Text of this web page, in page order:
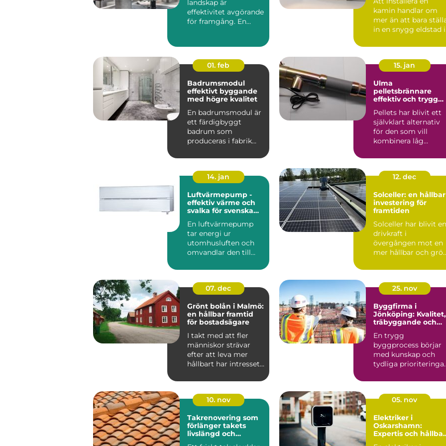
landskap är
effektivitet avgörande
för framgång. En
kamin handlar om
mer än att bara
in en snygg eldstad i
vä...
01. feb
Badrumsmodul
effektivt byggande
med högre kvalitet
En badrumsmodul är
ett färdigbyggt
badrum som
produceras i fabrik
komplett till byggar...
15. jan
Ulma
pelletsbrännare
effektiv och trygg
Pellets har blivit ett
självklart alternativ
för den som vill
kombinera låg
d med ...
14. jan
Luftvärmepump -
effektiv värme och
svalka för svenska
En luftvärmepump
tar energi ur
utomhusluften och
omvandlar den till
inomh...
12. dec
Solceller: en hållbar
investering för
framtiden
Solceller har blivit en
drivkraft i
övergången mot en
mer hållbar och
07. dec
Grönt bolån i Malmö:
en hållbar framtid
för bostadsägare
I takt med att fler
människor strävar
efter att leva mer
hållbart har intresset
25. nov
Byggfirma i
Jönköping: Kvalitet,
träbyggande och
En trygg
byggprocess börjar
med kunskap och
tydliga
10. nov
Takrenovering som
förlänger takets
livslängd och
05. nov
Elektriker i
Oskarshamn:
Expertis och